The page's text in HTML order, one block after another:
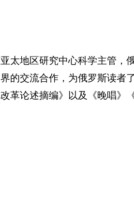
地区研究中心科学主管，
的交流合作，为俄罗斯读者
革论述摘编》以及《晚唱》